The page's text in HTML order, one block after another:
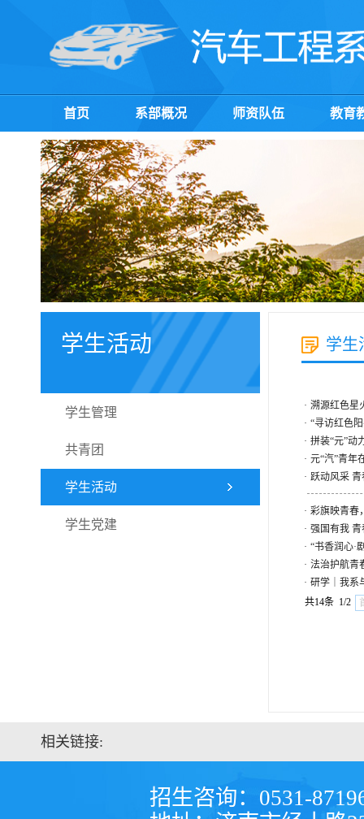
首页 系部概况 师资队伍 教育
学生活动
学生管理
共青团
学生活动
学生党建
学生
· 溯源红色星
· “寻访红色
· 拼装“元”动
· 元“汽”青年
· 跃动风采
· 彩旗映青春
· 强国有我 青
· “书香润心·
· 法治护航青
· 研学｜我系
共14条 1/2
相关链接:
招生咨询：0531-